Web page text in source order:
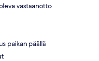
vastaanotto
paikan päällä